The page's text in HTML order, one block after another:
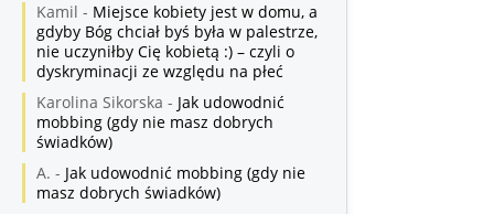
Kamil - Miejsce kobiety jest w domu, a
gdyby Bóg chciał byś była w palestrze,
nie uczyniłby Cię kobietą :) – czyli o
dyskryminacji ze względu na płeć
Karolina Sikorska - Jak udowodnić
mobbing (gdy nie masz dobrych
świadków)
A. - Jak udowodnić mobbing (gdy nie
masz dobrych świadków)